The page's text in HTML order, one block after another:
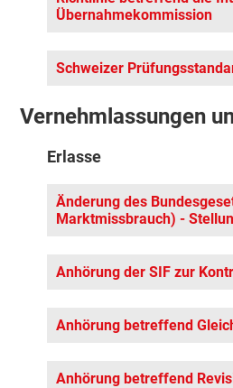
Übernahmekommission
Schweizer
Vernehmlassungen
Erlasse
Änderung des
Marktmissbrauch) -
Anhörung der SIF zur
Anhörung betreffend
Anhörung betreffend